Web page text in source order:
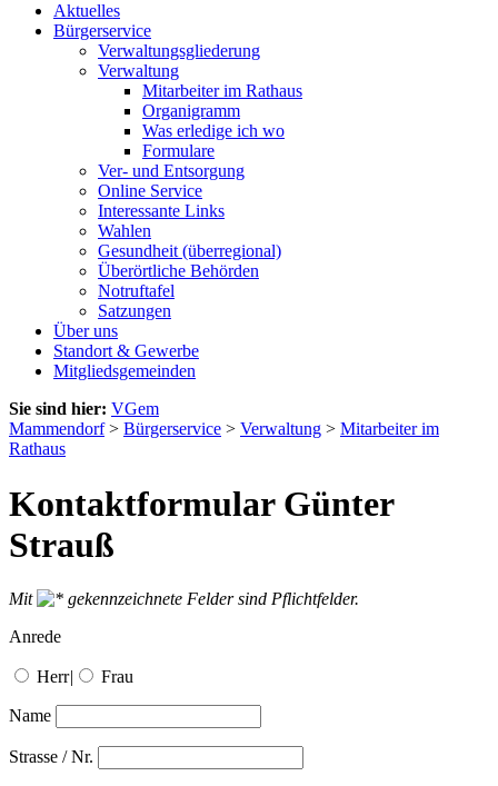
Aktuelles
Bürgerservice
Verwaltungsgliederung
Verwaltung
Mitarbeiter im Rathaus
Organigramm
Was erledige ich wo
Formulare
Ver- und Entsorgung
Online Service
Interessante Links
Wahlen
Gesundheit (überregional)
Überörtliche Behörden
Notruftafel
Satzungen
Über uns
Standort & Gewerbe
Mitgliedsgemeinden
Sie sind hier: VGem
Mammendorf> Bürgerservice > Verwaltung > Mitarbeiter im
Rathaus
Kontaktformular Günter
Strauß
Mit
gekennzeichnete Felder sind Pflichtfelder.
Anrede
Herr| Frau
Name
Strasse / Nr.